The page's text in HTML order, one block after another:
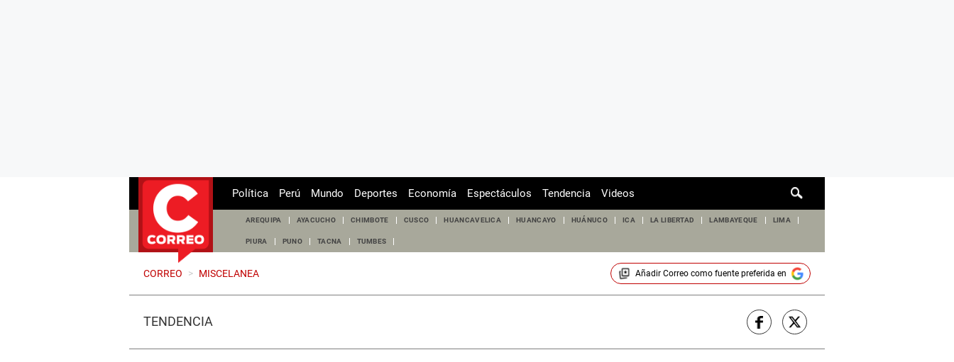
de
Política Perú Mundo Deportes Economía Espectáculos Tendencia Videos
AREQUIPA AYACUCHO CHIMBOTE CUSCO HUANCAVELICA HUANCAYO HUÁNUCO ICA LA LIBERTAD LAMBAYEQUE LIMA
PIURA PUNO TACNA TUMBES
CORREO > MISCELANEA Añadir Correocomo fuente preferida en
TENDENCIA